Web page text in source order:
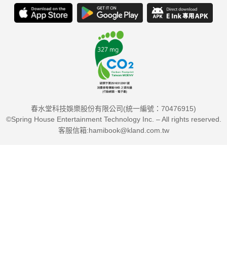
春水堂科技娛樂股份有限公司(統一編號：70476915)
©Spring House Entertainment Technology Inc. – All rights reserved.
客服信箱:hamibook@kland.com.tw